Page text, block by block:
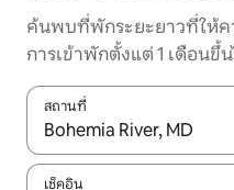
ค้นพบที่พักระยะยาวที่ให้ค
การเข้าพักตั้งแต่ 1 เดือนขึ้น
สถานที่
ใช้ลูกศรขึ้นลง หรือใช้การสั
เช็คอิน